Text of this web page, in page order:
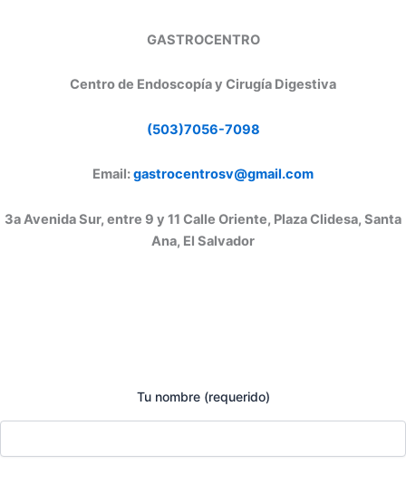
GASTROCENTRO
Centro de Endoscopía y Cirugía Digestiva
(503)7056-7098
Email:gastrocentrosv@gmail.com
3a Avenida Sur, entre 9 y 11 Calle Oriente, Plaza Clidesa, Santa
Ana, El Salvador
Tu nombre (requerido)